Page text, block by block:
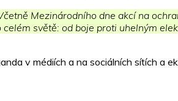
Mezinárodního dne akcí na
světě: od boje proti uhelným
v médiích a na sociálních sítích a